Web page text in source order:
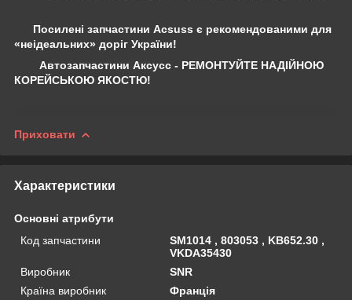
Посилені запчастини Acsuss є рекомендованими для
«неідеальних» доріг України!
Автозапчастини Аксусс - РЕМОНТУЙТЕ НАДІЙНОЮ
КОРЕЙСЬКОЮ ЯКОСТЮ!
Приховати
Характеристики
Основні атрибути
Код запчастини
SM1014 , 803053 , KB652.30 ,
VKDA35430
Виробник
SNR
Країна виробник
Франція